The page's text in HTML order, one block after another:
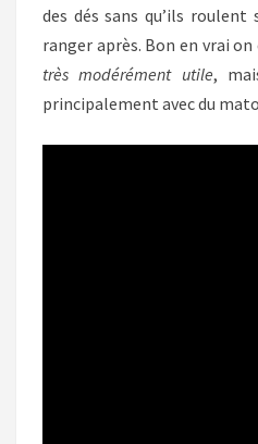
des dés sans qu’ils
ranger après. Bon en vrai on
très modérément utile,
principalement avec du